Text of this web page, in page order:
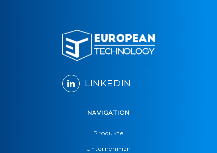
LINKEDIN
NAVIGATION
Produkte
Unternehmen